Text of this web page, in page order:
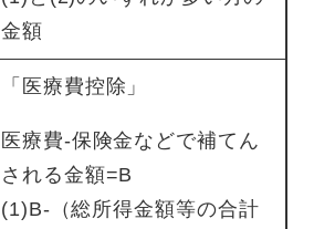
金額
「医療費控除」
医療費-保険金などで補てん
される金額=B
(1)B-（総所得金額等の合計